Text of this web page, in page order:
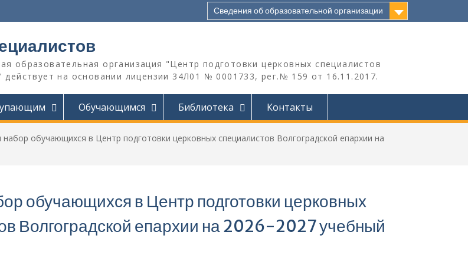
Сведения об образовательной организации
образовательная организация "Центр подготовки церковных специалистов
на основании лицензии 34Л01 № 0001733, рег.№ 159 от 16.11.2017.
Обучающимся Библиотека Контакты
набор обучающихся в Центр подготовки церковных специалистов Волгоградской епархии на
обучающихся в Центр подготовки церковных
Волгоградской епархии на 2026-2027 учебный